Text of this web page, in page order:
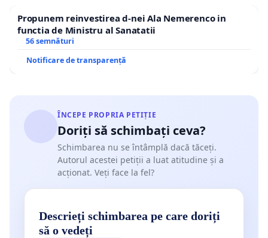
Propunem reinvestirea d-nei Ala Nemerenco in
functia de Ministru al Sanatatii
56 semnături
Notificare de transparență
ÎNCEPE PROPRIA PETIȚIE
Doriți să schimbați ceva?
Schimbarea nu se întâmplă dacă tăceți.
Autorul acestei petiții a luat atitudine și a
acționat. Veți face la fel?
Descrieți schimbarea pe care doriți
să o vedeți